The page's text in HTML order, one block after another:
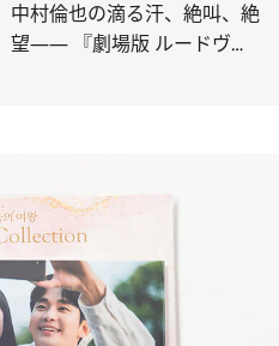
中村倫也の滴る汗、絶叫、絶
望―― 『劇場版 ルードヴィ